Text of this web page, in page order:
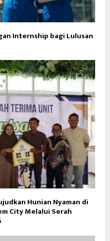
Internship bagi Lulusan
Hunian Nyaman di
City Melalui Serah